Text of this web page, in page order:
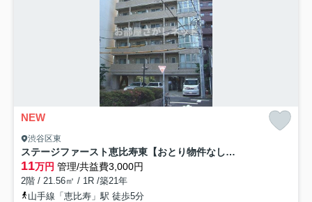
NEW
渋谷区東
ステージファースト恵比寿東【おとり物件なし】#学生・社会人にオススメ！初期費用分割払いOK！
11万円 管理/共益費3,000円
2階 / 21.56㎡ / 1R /築21年
山手線「恵比寿」駅 徒歩5分